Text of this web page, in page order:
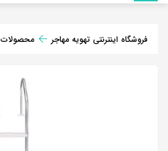
فروشگاه اینترنتی تهویه مهاجر محصولات